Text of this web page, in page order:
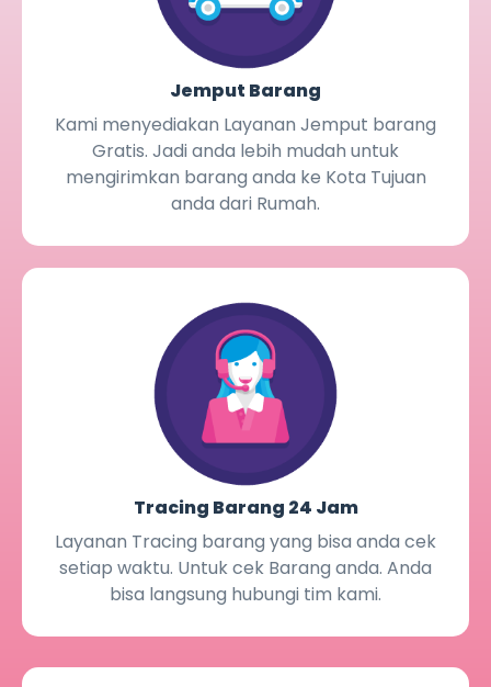
Jemput Barang
Kami menyediakan Layanan Jemput barang
Gratis. Jadi anda lebih mudah untuk
mengirimkan barang anda ke Kota Tujuan
anda dari Rumah.
Tracing Barang 24 Jam
Layanan Tracing barang yang bisa anda cek
setiap waktu. Untuk cek Barang anda. Anda
bisa langsung hubungi tim kami.